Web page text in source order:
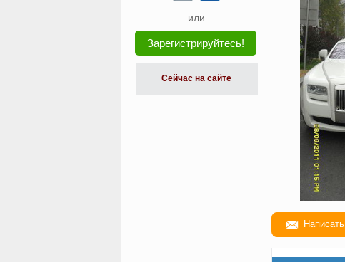
или
Зарегистрируйтесь!
Сейчас на сайте
Написать